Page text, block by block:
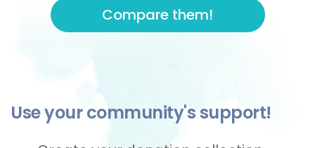
Compare them!
Use your community's support!